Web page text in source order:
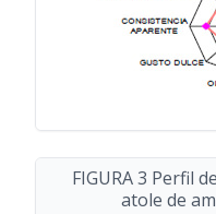
FIGURA 3 Perfil
atole de